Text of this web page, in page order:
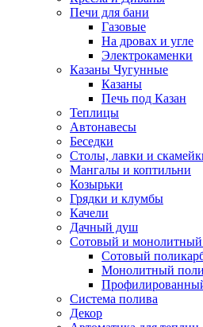
Печи для бани
Газовые
На дровах и угле
Электрокаменки
Казаны Чугунные
Казаны
Печь под Казан
Теплицы
Автонавесы
Беседки
Столы, лавки и
Мангалы и коптильни
Козырьки
Грядки и клумбы
Качели
Дачный душ
Сотовый и монолитный
Сотовый
Монолитный
Система полива
Декор